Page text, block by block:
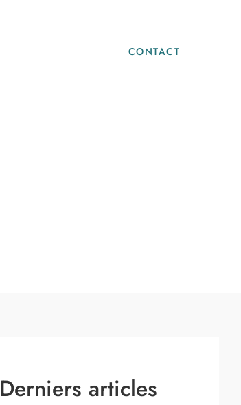
CONTACT
Derniers articles